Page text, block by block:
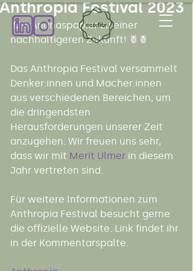
Anthropia Festival 2023
nachhaltigeren Zukunft! 🍍🍍
Das Anthropia Festival versammelt
Denker:innen und Macher:innen
aus verschiedenen Bereichen, um
die dringendsten
Herausforderungen unserer Zeit
anzugehen. Wir freuen uns sehr,
dass wir mit Merit Ulmer in diesem
Jahr vertreten sind.
Für weitere Informationen zum
Anthropia Festival besucht gerne
die offizielle Website. Link findet ihr
in der Kommentarspalte.